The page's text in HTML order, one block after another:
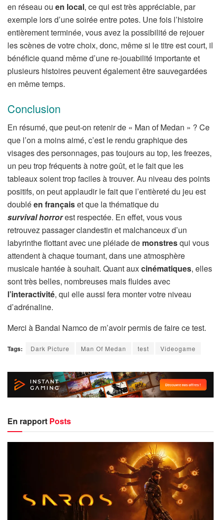
en réseau ou en local, ce qui est très appréciable, par
exemple lors d’une soirée entre potes. Une fois l’histoire
entièrement terminée, vous avez la possibilité de rejouer
les scènes de votre choix, donc, même si le titre est court, il
bénéficie quand même d’une re-jouabilité importante et
plusieurs histoires peuvent également être sauvegardées
en même temps.
Conclusion
En résumé, que peut-on retenir de « Man of Medan » ? Ce
que l’on a moins aimé, c’est le rendu graphique des
visages des personnages, pas toujours au top, les freezes,
un peu trop fréquents à notre goût, et le fait que les
tableaux soient trop faciles à trouver. Au niveau des points
positifs, on peut applaudir le fait que l’entièreté du jeu est
doubléen françaiset que la thématique du
survival horrorest respectée. En effet, vous vous
retrouvez passager clandestin et malchanceux d’un
labyrinthe flottant avec une pléiade de monstresqui vous
attendent à chaque tournant, dans une atmosphère
musicale hantée à souhait. Quant auxcinématiques, elles
sont très belles, nombreuses mais fluides avec
l’interactivité, qui elle aussi fera monter votre niveau
d’adrénaline.
Merci à Bandai Namco de m’avoir permis de faire ce test.
Tags: Dark Picture Man Of Medan test Videogame
En rapport Posts